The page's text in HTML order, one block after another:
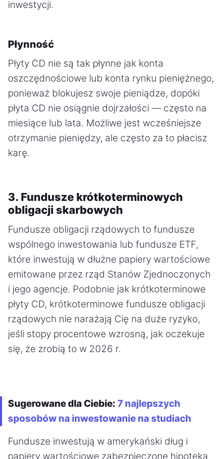
inwestycji.
Płynność
Płyty CD nie są tak płynne jak konta
oszczędnościowe lub konta rynku pieniężnego,
ponieważ blokujesz swoje pieniądze, dopóki
płyta CD nie osiągnie dojrzałości — często na
miesiące lub lata. Możliwe jest wcześniejsze
otrzymanie pieniędzy, ale często za to płacisz
karę.
3. Fundusze krótkoterminowych
obligacji skarbowych
Fundusze obligacji rządowych to fundusze
wspólnego inwestowania lub fundusze ETF,
które inwestują w dłużne papiery wartościowe
emitowane przez rząd Stanów Zjednoczonych
i jego agencje. Podobnie jak krótkoterminowe
płyty CD, krótkoterminowe fundusze obligacji
rządowych nie narażają Cię na duże ryzyko,
jeśli stopy procentowe wzrosną, jak oczekuje
się, że zrobią to w 2026 r.
Sugerowane dla Ciebie: 7 najlepszych
sposobów na inwestowanie na studiach
Fundusze inwestują w amerykański dług i
papiery wartościowe zabezpieczone hipoteką